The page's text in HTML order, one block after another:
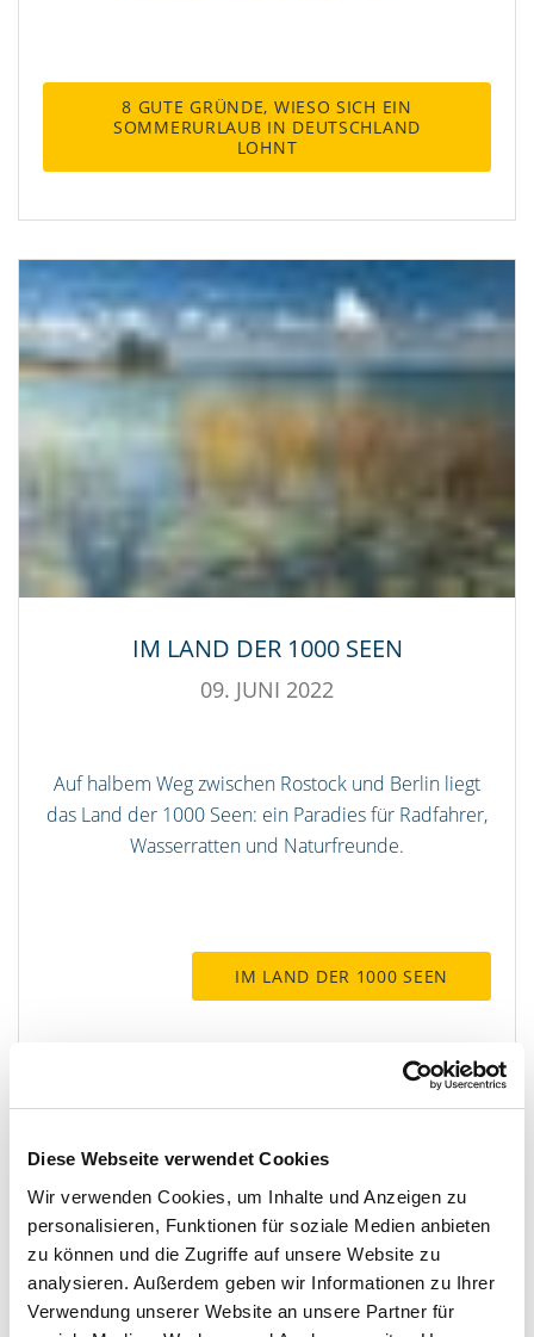
Diese Webseite verwendet Cookies
Wir verwenden Cookies, um Inhalte und Anzeigen zu
personalisieren, Funktionen für soziale Medien anbieten
zu können und die Zugriffe auf unsere Website zu
analysieren. Außerdem geben wir Informationen zu Ihrer
Verwendung unserer Website an unsere Partner für
8 GUTE GRÜNDE, WIESO SICH EIN
SOMMERURLAUB IN DEUTSCHLAND
LOHNT
IM LAND DER 1000 SEEN
09. JUNI 2022
Auf halbem Weg zwischen Rostock und Berlin liegt
das Land der 1000 Seen: ein Paradies für Radfahrer,
Wasserratten und Naturfreunde.
IM LAND DER 1000 SEEN